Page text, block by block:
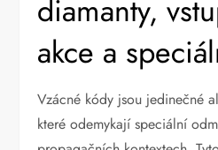
diamanty,
akce a
Vzácné kódy jsou jedinečné
které odemykají speciální